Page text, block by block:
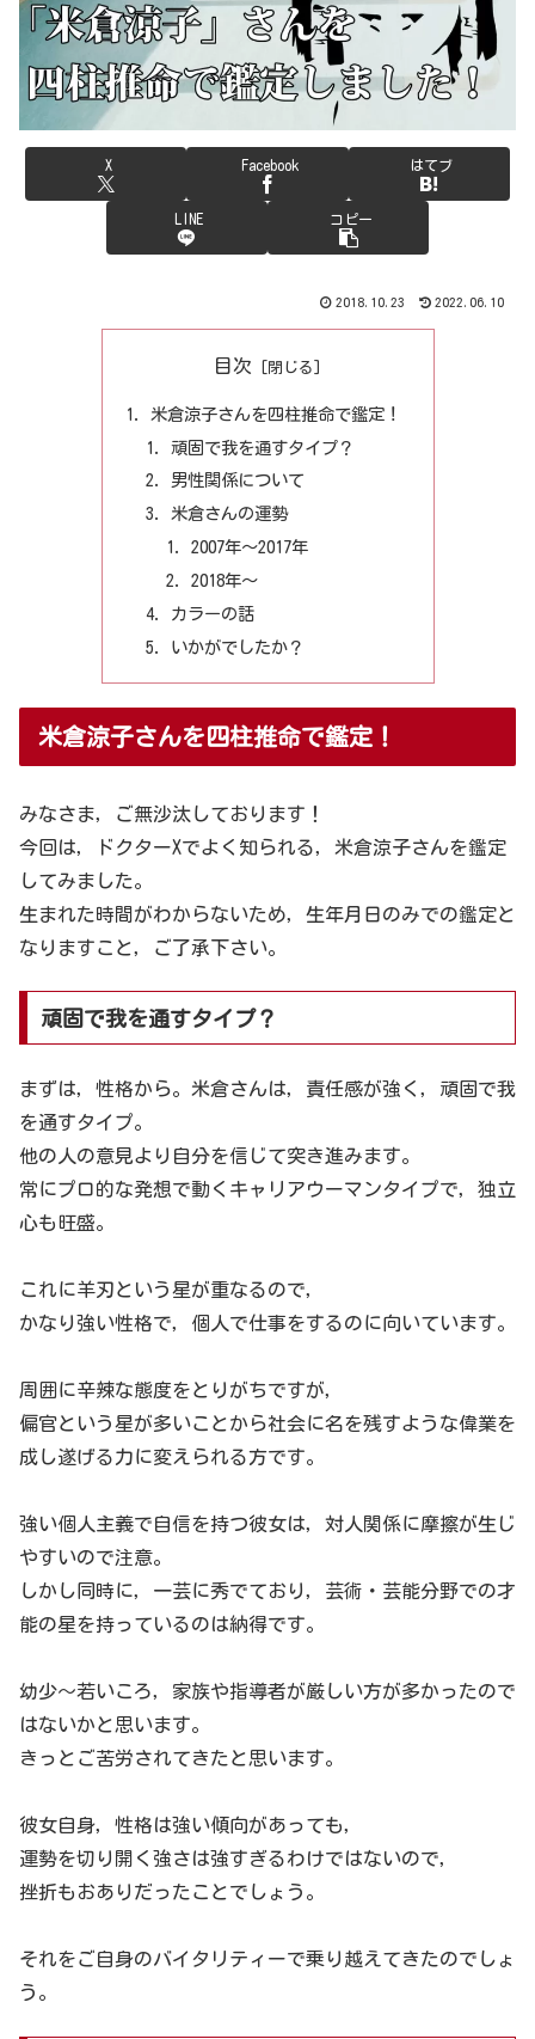
X Facebook はてブ
LINE コピー
2018.10.23 2022.06.10
目次
米倉涼子さんを四柱推命で鑑定！
頑固で我を通すタイプ？
男性関係について
米倉さんの運勢
2007年～2017年
2018年～
カラーの話
いかがでしたか？
米倉涼子さんを四柱推命で鑑定！
みなさま，ご無沙汰しております！
今回は，ドクターXでよく知られる，米倉涼子さんを鑑定
してみました。
生まれた時間がわからないため，生年月日のみでの鑑定と
なりますこと，ご了承下さい。
頑固で我を通すタイプ？
まずは，性格から。米倉さんは，責任感が強く，頑固で我
を通すタイプ。
他の人の意見より自分を信じて突き進みます。
常にプロ的な発想で動くキャリアウーマンタイプで，独立
心も旺盛。
これに羊刃という星が重なるので，
かなり強い性格で，個人で仕事をするのに向いています。
周囲に辛辣な態度をとりがちですが，
偏官という星が多いことから社会に名を残すような偉業を
成し遂げる力に変えられる方です。
強い個人主義で自信を持つ彼女は，対人関係に摩擦が生じ
やすいので注意。
しかし同時に，一芸に秀でており，芸術・芸能分野での才
能の星を持っているのは納得です。
幼少～若いころ，家族や指導者が厳しい方が多かったので
はないかと思います。
きっとご苦労されてきたと思います。
彼女自身，性格は強い傾向があっても，
運勢を切り開く強さは強すぎるわけではないので，
挫折もおありだったことでしょう。
それをご自身のバイタリティーで乗り越えてきたのでしょ
う。